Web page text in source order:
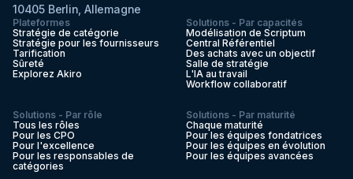
10405 Berlin, Allemagne
Plateformes
Stratégie de catégorie
Stratégie pour les fournisseurs
Tarification
Sûreté
Explorez Akiro
Solutions - Par capacités
Modélisation de Scriptum
Central Référentiel
Des achats avec un objectif
Salle de stratégie
L'IA au travail
Workflow collaboratif
Solutions - Par rôle
Tous les rôles
Pour les CPO
Pour l'excellence
Pour les responsables de
catégories
Solutions - Par maturité
Chaque maturité
Pour les équipes fondatrices
Pour les équipes en évolution
Pour les équipes avancées